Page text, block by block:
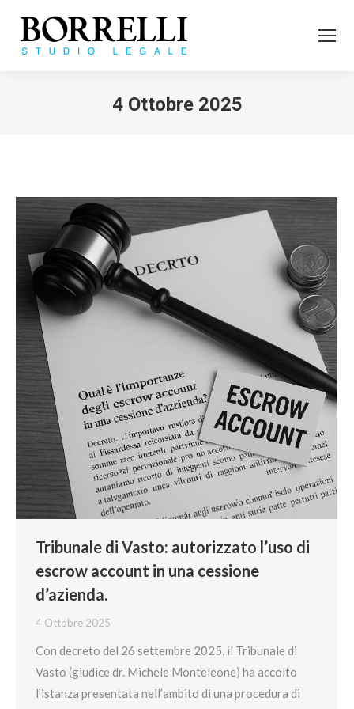
4 Ottobre 2025
Tribunale di Vasto: autorizzato l’uso di
escrow account in una cessione
d’azienda.
4 Ottobre 2025
Con decreto del 26 settembre 2025, il Tribunale di
Vasto (giudice dr. Michele Monteleone) ha accolto
l’istanza presentata nell’ambito di una procedura di